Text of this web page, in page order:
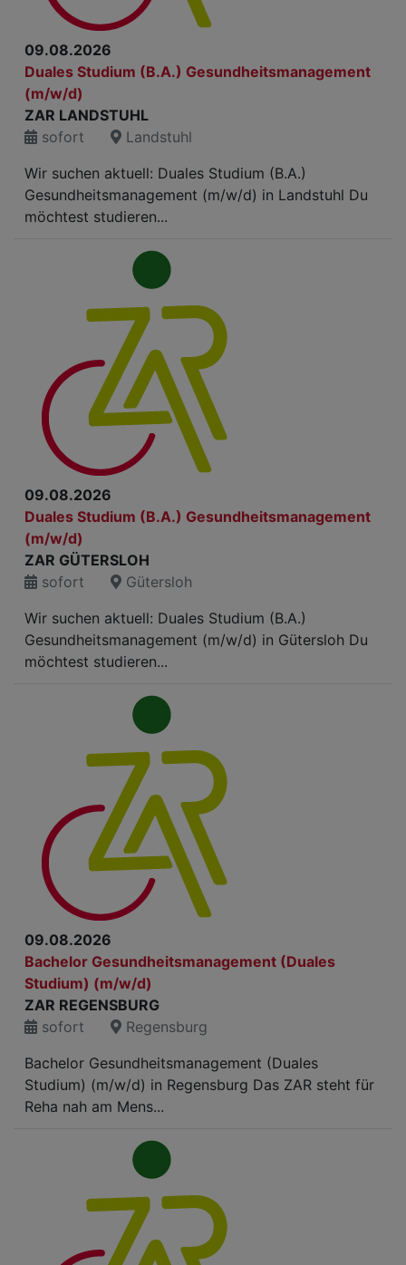
09.08.2026
Duales Studium (B.A.) Gesundheitsmanagement
(m/w/d)
ZAR LANDSTUHL
sofort
Landstuhl
Wir suchen aktuell: Duales Studium (B.A.)
Gesundheitsmanagement (m/w/d) in Landstuhl Du
möchtest studieren...
09.08.2026
Duales Studium (B.A.) Gesundheitsmanagement
(m/w/d)
ZAR GÜTERSLOH
sofort
Gütersloh
Wir suchen aktuell: Duales Studium (B.A.)
Gesundheitsmanagement (m/w/d) in Gütersloh Du
möchtest studieren...
09.08.2026
Bachelor Gesundheitsmanagement (Duales
Studium) (m/w/d)
ZAR REGENSBURG
sofort
Regensburg
Bachelor Gesundheitsmanagement (Duales
Studium) (m/w/d) in Regensburg Das ZAR steht für
Reha nah am Mens...